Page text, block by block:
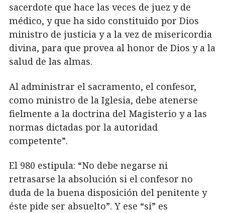
sacerdote que hace las veces de juez y de
médico, y que ha sido constituido por Dios
ministro de justicia y a la vez de misericordia
divina, para que provea al honor de Dios y a la
salud de las almas.
Al administrar el sacramento, el confesor,
como ministro de la Iglesia, debe atenerse
fielmente a la doctrina del Magisterio y a las
normas dictadas por la autoridad
competente”.
El 980 estipula: “No debe negarse ni
retrasarse la absolución si el confesor no
duda de la buena disposición del penitente y
éste pide ser absuelto”. Y ese “si” es